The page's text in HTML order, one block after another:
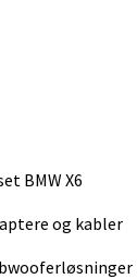
BMW X6
og kabler